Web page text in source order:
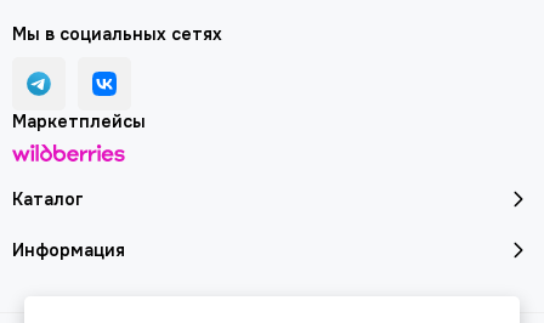
Каталог
Информация
Мы в социальных сетях
Маркетплейсы